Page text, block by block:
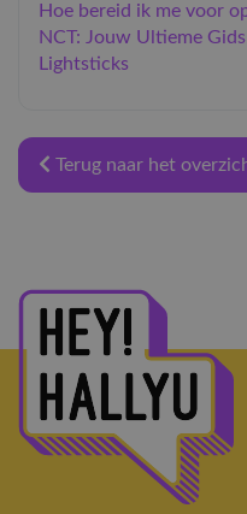
Hoe bereid ik me voor
NCT: Jouw Ultieme
Lightsticks
Terug naar het